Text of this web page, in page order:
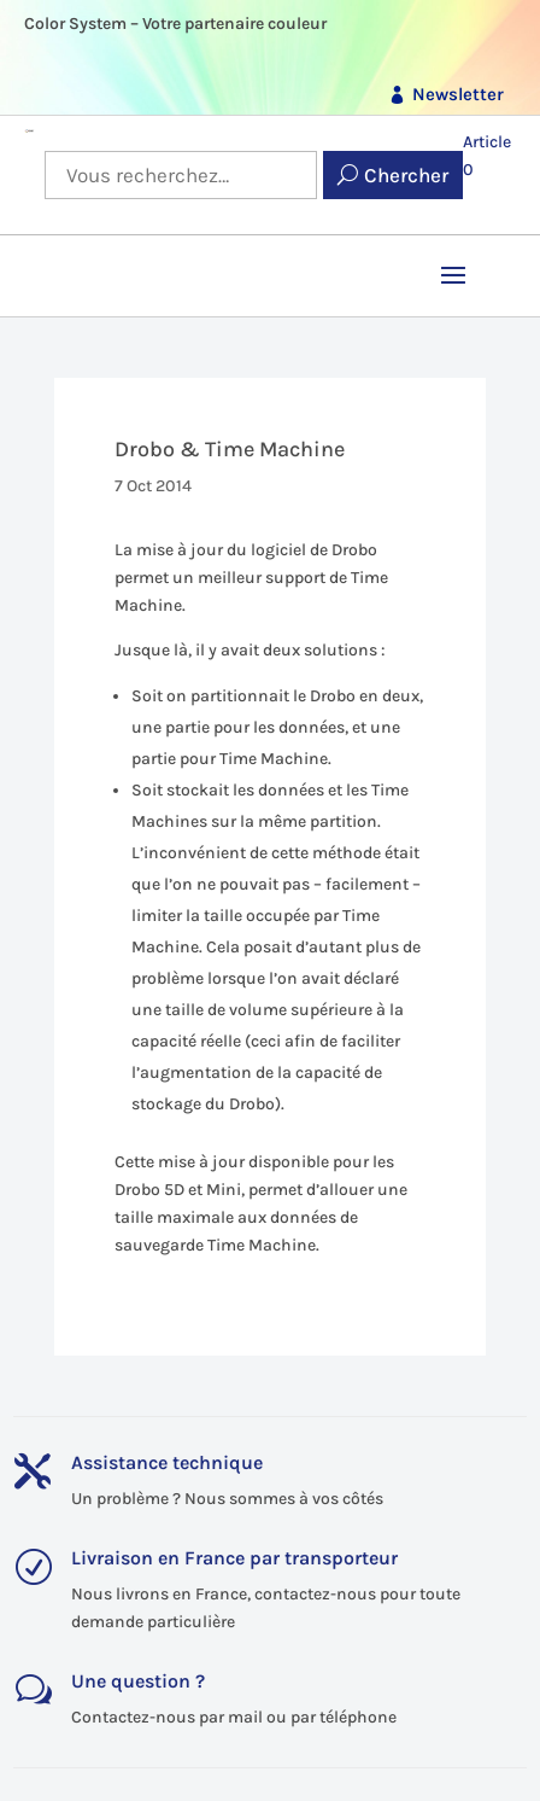
Color System – Votre partenaire couleur
Newsletter
Chercher
Article
0
Drobo & Time Machine
7 Oct 2014
La mise à jour du logiciel de Drobo
permet un meilleur support de Time
Machine.
Jusque là, il y avait deux solutions :
Soit on partitionnait le Drobo en deux,
une partie pour les données, et une
partie pour Time Machine.
Soit stockait les données et les Time
Machines sur la même partition.
L’inconvénient de cette méthode était
que l’on ne pouvait pas – facilement –
limiter la taille occupée par Time
Machine. Cela posait d’autant plus de
problème lorsque l’on avait déclaré
une taille de volume supérieure à la
capacité réelle (ceci afin de faciliter
l’augmentation de la capacité de
stockage du Drobo).
Cette mise à jour disponible pour les
Drobo 5D et Mini, permet d’allouer une
taille maximale aux données de
sauvegarde Time Machine.
 Assistance technique
Un problème ? Nous sommes à vos côtés
R Livraison en France par transporteur
Nous livrons en France, contactez-nous pour toute
demande particulière
w Une question ?
Contactez-nous par mail ou par téléphone